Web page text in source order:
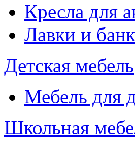
Кресла для
Лавки и
Детская мебель
Мебель для
Школьная